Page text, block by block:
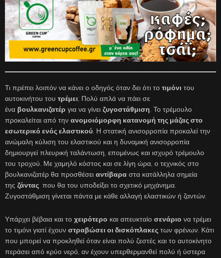
Τι πρέπει λοιπόν να κάνει ο οδηγός όταν δει ότι το τιμόνι του
αυτοκινήτου του τρέμει; Πολύ απλά να πάει σε
ένα βουλκανιζατέρ για να γίνει ζυγοστάθμιση . Το τρέμουλο
προκαλείται από την ανομοιόμορφη κατανομή της μάζας στο
εσωτερικό ενός ελαστικού . Η στατική ανισορροπία προκαλεί την
ανώμαλη κύλιση του ελαστικού και η δυναμική ανισορροπία
δημιουργεί πλευρική ταλάντωση, επομένως και ισχυρό τρέμουλο
του τροχού. Με χαμηλό κόστος και σε λίγη ώρα, ο τεχνικός στο
βουλκανιζατέρ θα προσθέσει αντίβαρα στα κατάλληλα σημεία
της ζάντας που θα του υποδείξει το σχετικό μηχάνημα.
Ζυγοστάθμιση γίνεται πάντα με κάθε αλλαγή ελαστικών ή ζαντών.
Υπάρχει βέβαια και το χειρότερο και απευκταίο σενάριο να τρέμει
το τιμόνι γιατί έχουν στραβώσει οι δισκόπλακες των φρένων. Κάτι
που μπορεί να προκληθεί όταν είναι πολύ ζεστές και το αυτοκίνητο
περάσει από κρύο νερό, αν έχουν υπερθερμανθεί πολύ ή ύστερα